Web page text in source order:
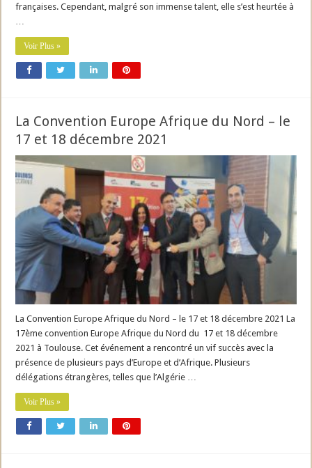
françaises. Cependant, malgré son immense talent, elle s’est heurtée à
Voir Plus »
La Convention Europe Afrique du Nord – le
17 et 18 décembre 2021
La Convention Europe Afrique du Nord – le 17 et 18 décembre 2021 La
17ème convention Europe Afrique du Nord du 17 et 18 décembre
2021 à Toulouse. Cet événement a rencontré un vif succès avec la
présence de plusieurs pays d’Europe et d’Afrique. Plusieurs
délégations étrangères, telles que l’Algérie …
Voir Plus »